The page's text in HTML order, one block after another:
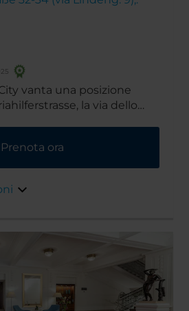
vanta una posizione
la via dello
e caffetterie, mentre
che il Palazzo
Prenota ora